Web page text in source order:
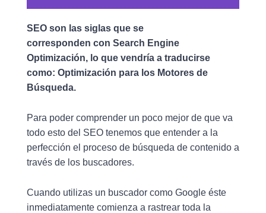
SEO son las siglas que se
corresponden con Search Engine
Optimización, lo que vendría a traducirse
como: Optimización para los Motores de
Búsqueda.
Para poder comprender un poco mejor de que va
todo esto del SEO tenemos que entender a la
perfección el proceso de búsqueda de contenido a
través de los buscadores.
Cuando utilizas un buscador como Google éste
inmediatamente comienza a rastrear toda la